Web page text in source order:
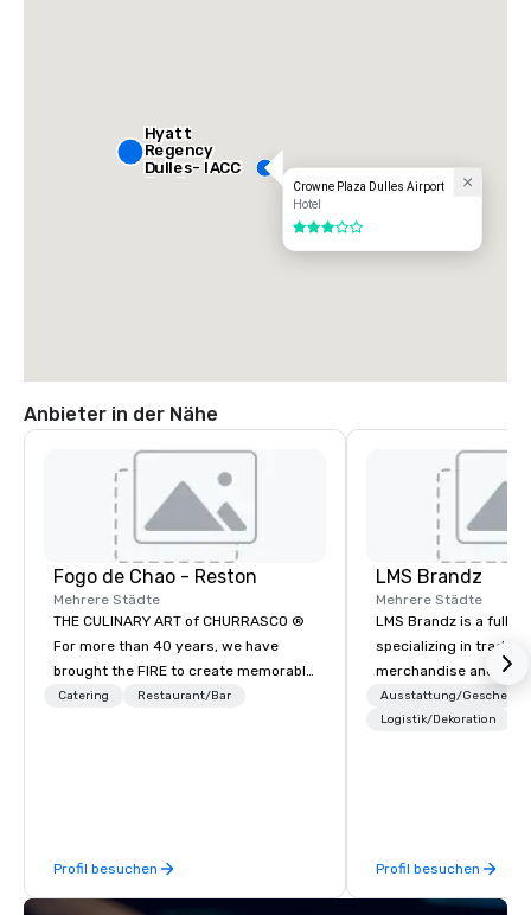
Crowne Plaza Dulles Airport
Hotel
3 von 5
Hyatt
Regency
Dulles- IACC
Anbieter in der Nähe
Fogo de Chao - Reston
Mehrere Städte
THE CULINARY ART of CHURRASCO ®
For more than 40 years, we have
brought the FIRE to create memorable
experiences and an innovative menu
Southern Brazil, where family and
friends gather to share the finest
Catering Restaurant/Bar
Profil besuchen
LMS Brandz
Mehrere Städte
LMS Brandz is a full-
specializing in trade
merchandise and
booth giveaways and
to executive gifting,
years of industry
commitment to
Ausstattung/Geschenke
Logistik/Dekoration
Profil besuchen